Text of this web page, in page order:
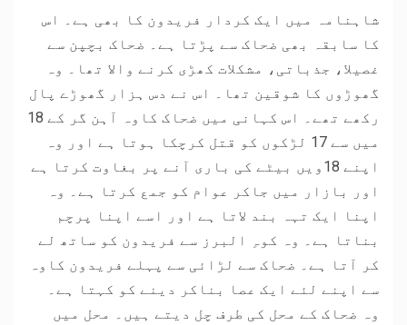
شاہنامہ میں ایک کردار فریدون کا بھی ہے۔ اس
کا سابقہ بھی ضحاک سے پڑتا ہے۔ ضحاک بچپن سے
غصیلا، جذباتی، مشکلات کھڑی کرنے والا تھا۔ وہ
گھوڑوں کا شوقین تھا۔ اس نے دس ہزار گھوڑے پال
رکھے تھے۔ اس کہانی میں ضحاک کاوہ آہن گر کے 18
میں سے 17 لڑکوں کو قتل کرچکا ہوتا ہے اور وہ
اپنے 18ویں بیٹے کی باری آنے پر بغاوت کرتا ہے
اور بازار میں جاکر عوام کو جمع کرتا ہے۔ وہ
اپنا ایک تہہ بند لاتا ہے اور اسے اپنا پرچم
بناتا ہے۔ وہ کوہِ البرز سے فریدون کو ساتھ لے
کر آتا ہے۔ ضحاک سے لڑائی سے پہلے فریدون کاوہ
سے اپنے لئے ایک عصا بناکر دینے کو کہتا ہے۔
وہ ضحاک کے محل کی طرف چل دیتے ہیں۔ محل میں